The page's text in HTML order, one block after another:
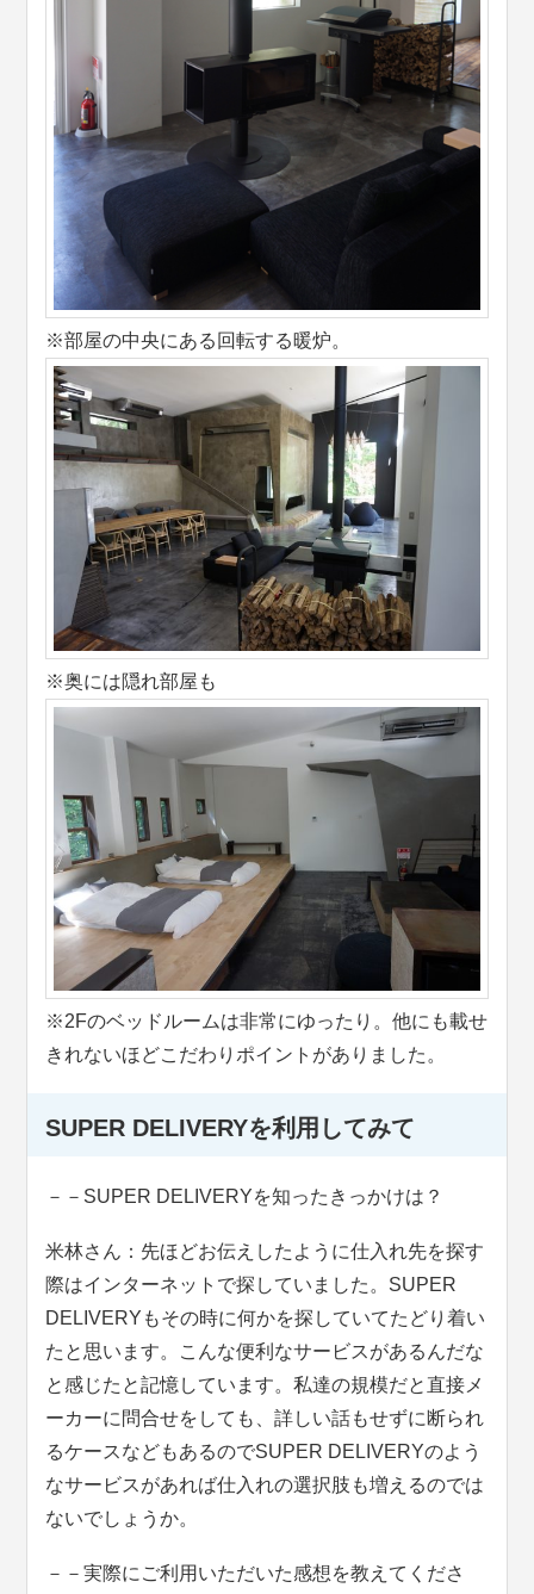
※部屋の中央にある回転する暖炉。
※奥には隠れ部屋も
※2Fのベッドルームは非常にゆったり。他にも載せ
きれないほどこだわりポイントがありました。
SUPER DELIVERYを利用してみて
－－SUPER DELIVERYを知ったきっかけは？
米林さん：先ほどお伝えしたように仕入れ先を探す
際はインターネットで探していました。SUPER
DELIVERYもその時に何かを探していてたどり着い
たと思います。こんな便利なサービスがあるんだな
と感じたと記憶しています。私達の規模だと直接メ
ーカーに問合せをしても、詳しい話もせずに断られ
るケースなどもあるのでSUPER DELIVERYのよう
なサービスがあれば仕入れの選択肢も増えるのでは
ないでしょうか。
－－実際にご利用いただいた感想を教えてくださ